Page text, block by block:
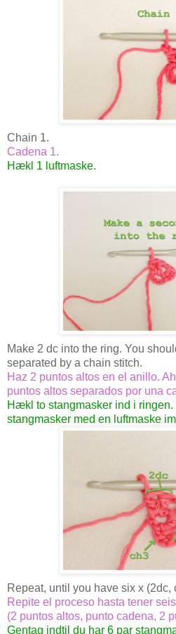
Chain 1.
Cadena 1.
Hækl 1 luftmaske.
Make 2 dc into the ring. You
separated by a chain stitch.
Haz 2 puntos altos en el anillo.
puntos altos separados por una
Hækl to stangmasker ind i
stangmasker med en luftmaske
Repeat, until you have six x (2dc,
Repite el proceso hasta tener
(2 puntos altos, punto cadena, 2
Gentag indtil du har 6 par